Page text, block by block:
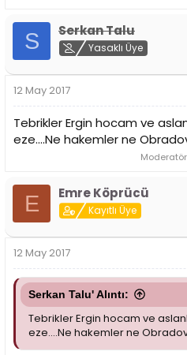
S Serkan Talu
Yasaklı Üye
12 May 2017
Tebrikler Ergin hocam ve
eze....Ne hakemler ne
E Emre Köprücü
Kayıtlı Üye
12 May 2017
Serkan Talu' Alıntı:
Tebrikler Ergin hocam ve
eze....Ne hakemler ne